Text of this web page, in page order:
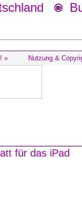
» Nutzung &